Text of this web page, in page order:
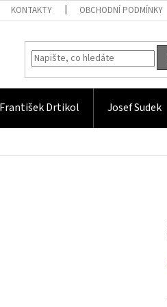
KONTAKTY OBCHODNÍ PODMÍNKY
František Drtikol Josef Sudek